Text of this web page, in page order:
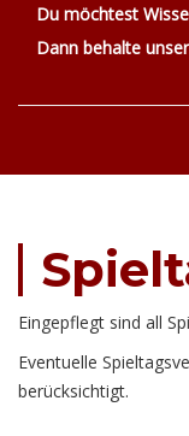
Du möchtest
Dann behalte
Eingepflegt sind all
Eventuelle
berücksichtigt.